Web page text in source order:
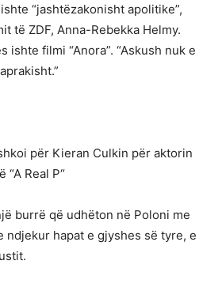
“jashtëzakonisht apolitike”,
të ZDF, Anna-Rebekka Helmy.
ishte filmi “Anora”. “Askush nuk e
për Kieran Culkin për aktorin
“A Real P“
burrë që udhëton në Poloni me
ndjekur hapat e gjyshes së tyre, e